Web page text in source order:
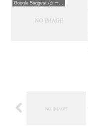
Google Suggest (グーグル サジェスト)